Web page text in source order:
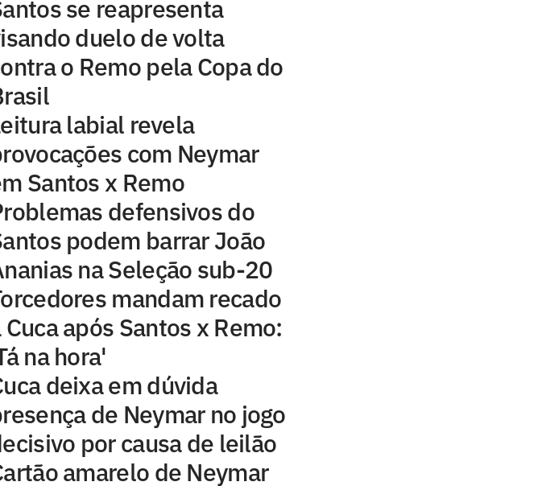
se reapresenta
duelo de volta
o Remo pela Copa do
labial revela
com Neymar
Santos x Remo
defensivos do
podem barrar João
na Seleção sub-20
mandam recado
Cuca após Santos x Remo:
na hora'
deixa em dúvida
de Neymar no jogo
por causa de leilão
amarelo de Neymar